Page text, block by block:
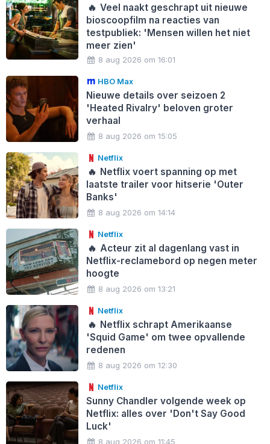
🔥 Veel naakt geschrapt uit nieuwe
bioscoopfilm na reacties van
testpubliek: 'Mensen willen het niet
meer zien'
8 aug 2026 om 16:01
HBO Max
Nieuwe details over seizoen 2
'Heated Rivalry' beloven groter
verhaal
8 aug 2026 om 15:05
Netflix
🔥 Netflix voert spanning op met
laatste trailer voor hitserie 'Outer
Banks'
8 aug 2026 om 14:14
Netflix
🔥 Acteur zit al dagenlang vast in
Netflix-reclamebord op negen meter
hoogte
8 aug 2026 om 13:21
Netflix
🔥 Netflix schrapt Amerikaanse
'Squid Game' om twee opvallende
redenen
8 aug 2026 om 12:30
Netflix
Sunny Chandler volgende week op
Netflix: alles over 'Don't Say Good
Luck'
8 aug 2026 om 11:45